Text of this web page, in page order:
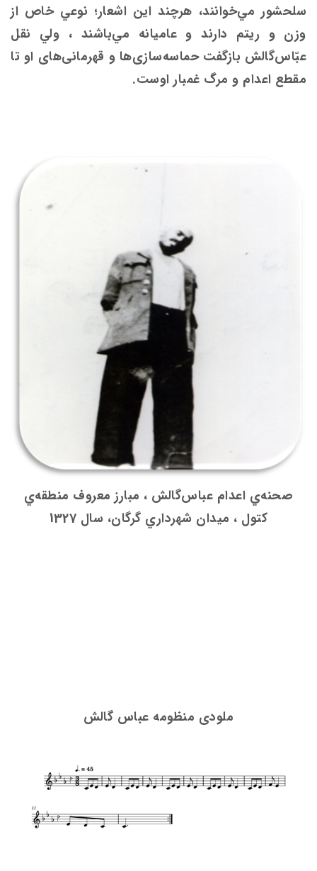
سلحشور مي‌خوانند، هرچند اين اشعار؛ نوعي خاص از
وزن و ريتم دارند و عاميانه مي‌باشند ، ولي نقل
عبّاس‌گالش بازگفت حماسه‌سازی‌ها و قهرمانی‌های او تا
مقطع اعدام و مرگ غمبار اوست.
صحنه‌ي اعدام عباس‌گالش ، مبارز معروف منطقه‌ي
كتول ، ميدان شهرداري گرگان، سال 1327
ملودی منظومه عباس گالش